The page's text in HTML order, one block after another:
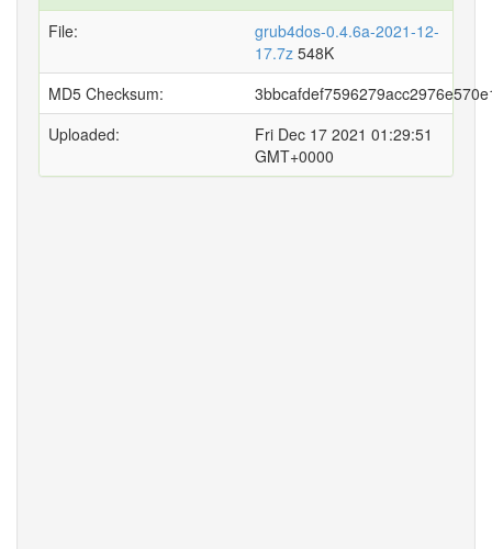
File:
grub4dos-0.4.6a-2021-12-
17.7z 548K
MD5 Checksum:
Uploaded:
Fri Dec 17 2021 01:29:51
GMT+0000